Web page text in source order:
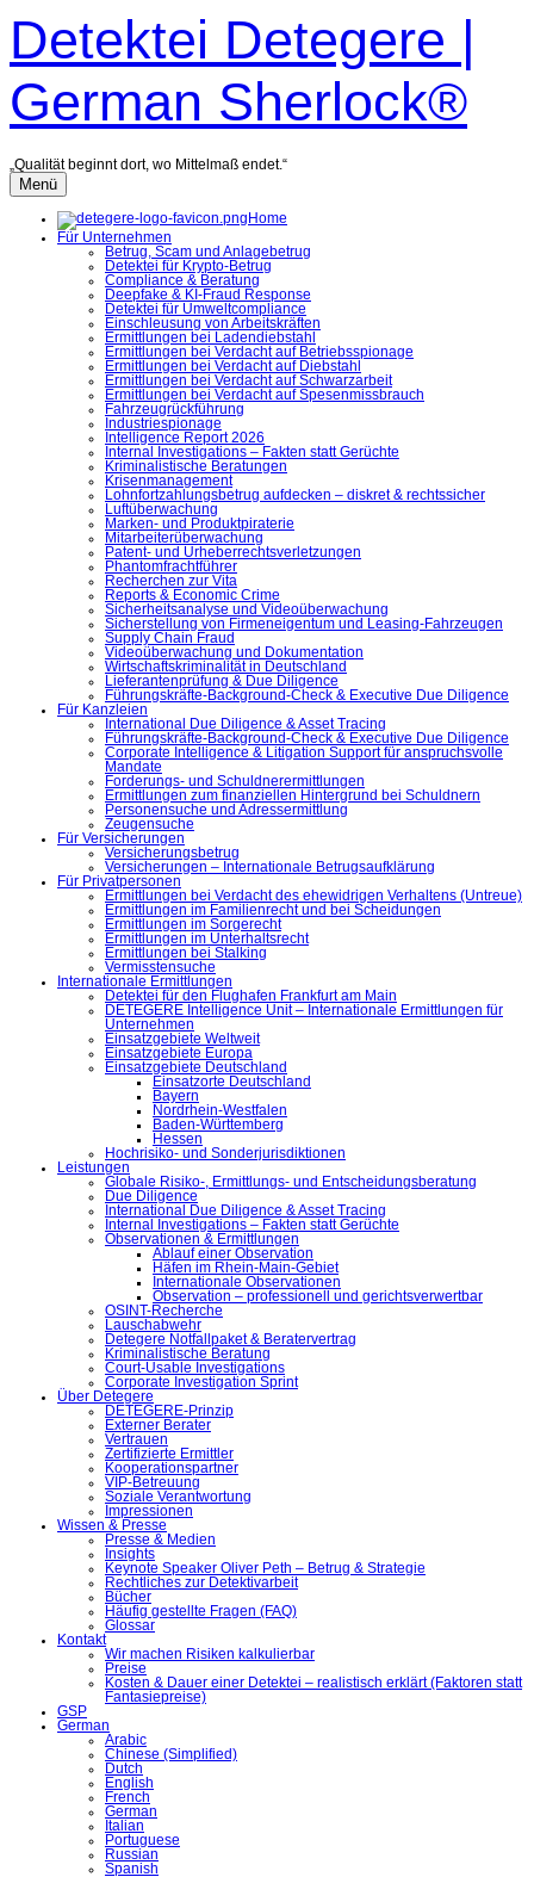
Inhalt
überspringen
Detektei Detegere |
German Sherlock®
„Qualität beginnt dort, wo Mittelmaß endet.“
Menü
Home
Für Unternehmen
Betrug, Scam und Anlagebetrug
Detektei für Krypto-Betrug
Compliance & Beratung
Deepfake & KI-Fraud Response
Detektei für Umweltcompliance
Einschleusung von Arbeitskräften
Ermittlungen bei Ladendiebstahl
Ermittlungen bei Verdacht auf Betriebsspionage
Ermittlungen bei Verdacht auf Diebstahl
Ermittlungen bei Verdacht auf Schwarzarbeit
Ermittlungen bei Verdacht auf Spesenmissbrauch
Fahrzeugrückführung
Industriespionage
Intelligence Report 2026
Internal Investigations – Fakten statt Gerüchte
Kriminalistische Beratungen
Krisenmanagement
Lohnfortzahlungsbetrug aufdecken – diskret & rechtssicher
Luftüberwachung
Marken- und Produktpiraterie
Mitarbeiterüberwachung
Patent- und Urheberrechtsverletzungen
Phantomfrachtführer
Recherchen zur Vita
Reports & Economic Crime
Sicherheitsanalyse und Videoüberwachung
Sicherstellung von Firmeneigentum und Leasing-Fahrzeugen
Supply Chain Fraud
Videoüberwachung und Dokumentation
Wirtschaftskriminalität in Deutschland
Lieferantenprüfung & Due Diligence
Führungskräfte-Background-Check & Executive Due Diligence
Für Kanzleien
International Due Diligence & Asset Tracing
Führungskräfte-Background-Check & Executive Due Diligence
Corporate Intelligence & Litigation Support für anspruchsvolle
Mandate
Forderungs- und Schuldnerermittlungen
Ermittlungen zum finanziellen Hintergrund bei Schuldnern
Personensuche und Adressermittlung
Zeugensuche
Für Versicherungen
Versicherungsbetrug
Versicherungen – Internationale Betrugsaufklärung
Für Privatpersonen
Ermittlungen bei Verdacht des ehewidrigen Verhaltens (Untreue)
Ermittlungen im Familienrecht und bei Scheidungen
Ermittlungen im Sorgerecht
Ermittlungen im Unterhaltsrecht
Ermittlungen bei Stalking
Vermisstensuche
Internationale Ermittlungen
Detektei für den Flughafen Frankfurt am Main
DETEGERE Intelligence Unit – Internationale Ermittlungen für
Unternehmen
Einsatzgebiete Weltweit
Einsatzgebiete Europa
Einsatzgebiete Deutschland
Einsatzorte Deutschland
Bayern
Nordrhein-Westfalen
Baden-Württemberg
Hessen
Hochrisiko- und Sonderjurisdiktionen
Leistungen
Globale Risiko-, Ermittlungs- und Entscheidungsberatung
Due Diligence
International Due Diligence & Asset Tracing
Internal Investigations – Fakten statt Gerüchte
Observationen & Ermittlungen
Ablauf einer Observation
Häfen im Rhein-Main-Gebiet
Internationale Observationen
Observation – professionell und gerichtsverwertbar
OSINT-Recherche
Lauschabwehr
Detegere Notfallpaket & Beratervertrag
Kriminalistische Beratung
Court-Usable Investigations
Corporate Investigation Sprint
Über Detegere
DETEGERE-Prinzip
Externer Berater
Vertrauen
Zertifizierte Ermittler
Kooperationspartner
VIP-Betreuung
Soziale Verantwortung
Impressionen
Wissen & Presse
Presse & Medien
Insights
Keynote Speaker Oliver Peth – Betrug & Strategie
Rechtliches zur Detektivarbeit
Bücher
Häufig gestellte Fragen (FAQ)
Glossar
Kontakt
Wir machen Risiken kalkulierbar
Preise
Kosten & Dauer einer Detektei – realistisch erklärt (Faktoren statt
Fantasiepreise)
GSP
German
Arabic
Chinese (Simplified)
Dutch
English
French
German
Italian
Portuguese
Russian
Spanish